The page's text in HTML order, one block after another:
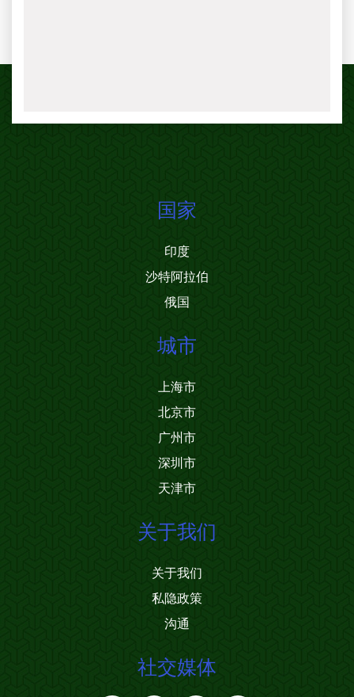
国家
印度
沙特阿拉伯
俄国
城市
上海市
北京市
广州市
深圳市
天津市
关于我们
关于我们
私隐政策
沟通
社交媒体